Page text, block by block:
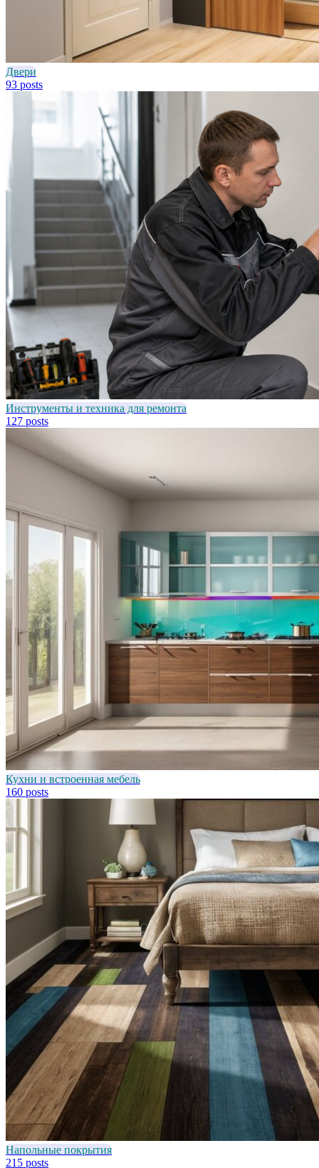
Двери
93 posts
Инструменты и техника для ремонта
127 posts
Кухни и встроенная мебель
160 posts
Напольные покрытия
215 posts